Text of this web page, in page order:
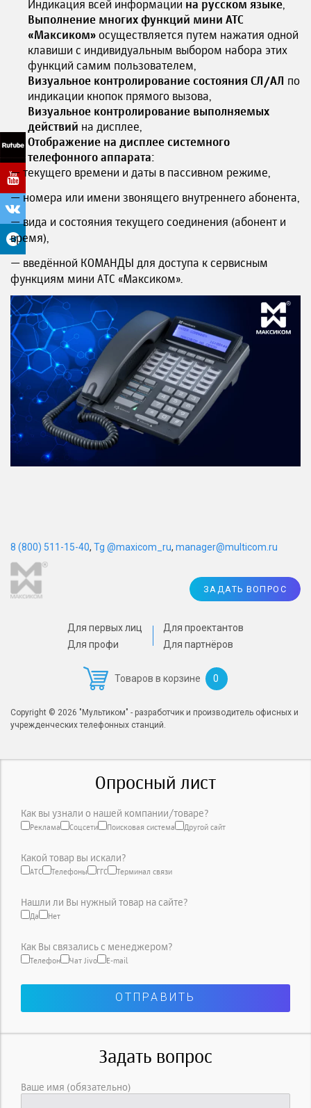
Индикация всей информации на русском языке,
Выполнение многих функций мини АТС
«Максиком» осуществляется путем нажатия одной
клавиши с индивидуальным выбором набора этих
функций самим пользователем,
Визуальное контролирование состояния СЛ/АЛ по
индикации кнопок прямого вызова,
Визуальное контролирование выполняемых
действий на дисплее,
Отображение на дисплее системного
телефонного аппарата:
— текущего времени и даты в пассивном режиме,
— номера или имени звонящего внутреннего абонента,
— вида и состояния текущего соединения (абонент и
время),
— введённой КОМАНДЫ для доступа к сервисным
функциям мини АТС «Максиком».
Для первых лиц
Для профи
Для проектантов
Для партнёров
Товаров в корзине 0
ЗАДАТЬ ВОПРОС
Copyright © 2026 "Мультиком" - разработчик и производитель офисных и
учрежденческих телефонных станций.
8 (800) 511-15-40, Tg @maxicom_ru, manager@multicom.ru
Опросный лист
Как вы узнали о нашей компании/товаре?
Реклама Соцсети Поисковая система Другой сайт
Какой товар вы искали?
АТС Телефоны ГГС Терминал связи
Нашли ли Вы нужный товар на сайте?
Да Нет
Как Вы связались с менеджером?
Телефон Чат Jivo E-mail
Задать вопрос
Ваше имя (обязательно)